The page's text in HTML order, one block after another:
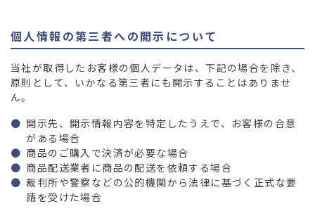
個人情報の第三者への開示について
当社が取得したお客様の個人データは、下記の場合を除き、
原則として、いかなる第三者にも開示することはありませ
ん。
開示先、開示情報内容を特定したうえで、お客様の合意
がある場合
商品のご購入で決済が必要な場合
商品配送業者に商品の配送を依頼する場合
裁判所や警察などの公的機関から法律に基づく正式な要
請を受けた場合